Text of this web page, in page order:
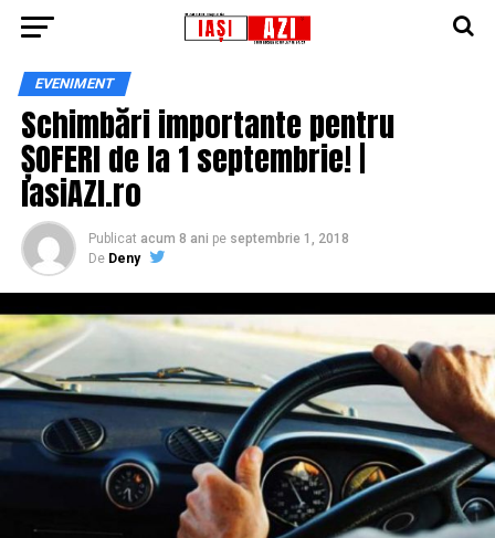
EVENIMENT
Schimbări importante pentru
ȘOFERI de la 1 septembrie! |
IasiAZI.ro
Publicat acum 8 ani pe septembrie 1, 2018
De Deny